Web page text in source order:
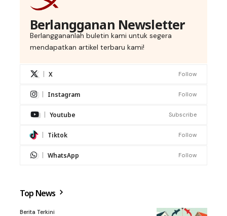
Berlangganan Newsletter
Berlanggananlah buletin kami untuk segera
mendapatkan artikel terbaru kami!
X Follow
Instagram Follow
Youtube Subscribe
Tiktok Follow
WhatsApp Follow
Top News
Berita Terkini